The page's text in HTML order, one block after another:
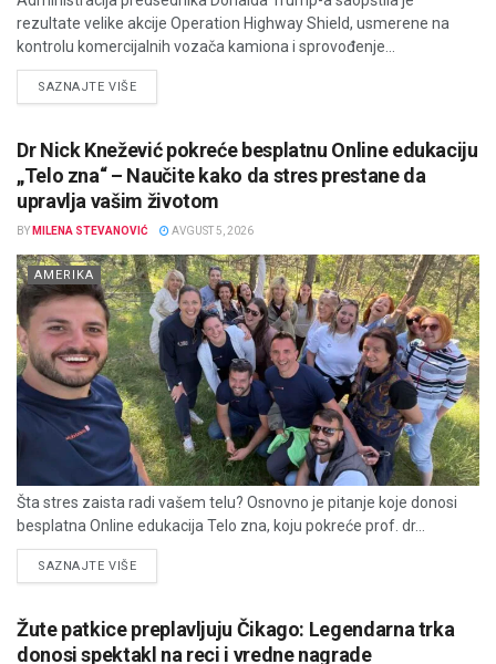
rezultate velike akcije Operation Highway Shield, usmerene na
kontrolu komercijalnih vozača kamiona i sprovođenje...
SAZNAJTE VIŠEDETAILS
Dr Nick Knežević pokreće besplatnu Online edukaciju
„Telo zna“ – Naučite kako da stres prestane da
upravlja vašim životom
BY MILENA STEVANOVIĆ AVGUST 5, 2026
AMERIKA
Šta stres zaista radi vašem telu? Osnovno je pitanje koje donosi
besplatna Online edukacija Telo zna, koju pokreće prof. dr...
SAZNAJTE VIŠEDETAILS
Žute patkice preplavljuju Čikago: Legendarna trka
donosi spektakl na reci i vredne nagrade